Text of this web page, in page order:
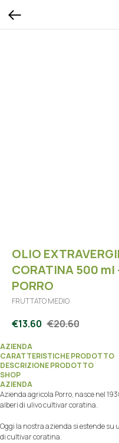
OLIO
CORATINA 500 ml
PORRO
FRUTTATO MEDIO
€13.60 €20.60
AZIENDA
CARATTERISTICHE PRODOTTO
DESCRIZIONE PRODOTTO
SHOP
AZIENDA
Azienda agricola Porro, nasce nel
alberi di ulivo cultivar coratina.
Oggi la nostra azienda si estende
di cultivar coratina.